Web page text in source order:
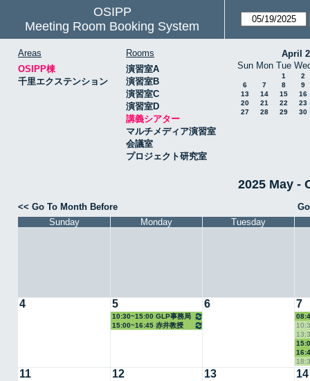
OSIPP
Meeting Room Booking System
Areas
OSIPP棟
千里エクステンション
Rooms
演習室A
演習室B
演習室C
演習室D
講義シアター
マルチメディア演習室
会議室
プロジェクト研究室
April
Sun Mon Tue
1
2
6
7 8
9
13
14 15
16
20
21 22
23
27
28 29 30
2025 May -
<< Go To Month Before
Sunday
Monday Tuesday
4 5
10:30~15:00 GLP事務局
15:00~16:45 赤井教授
6 7
11 12 13 14